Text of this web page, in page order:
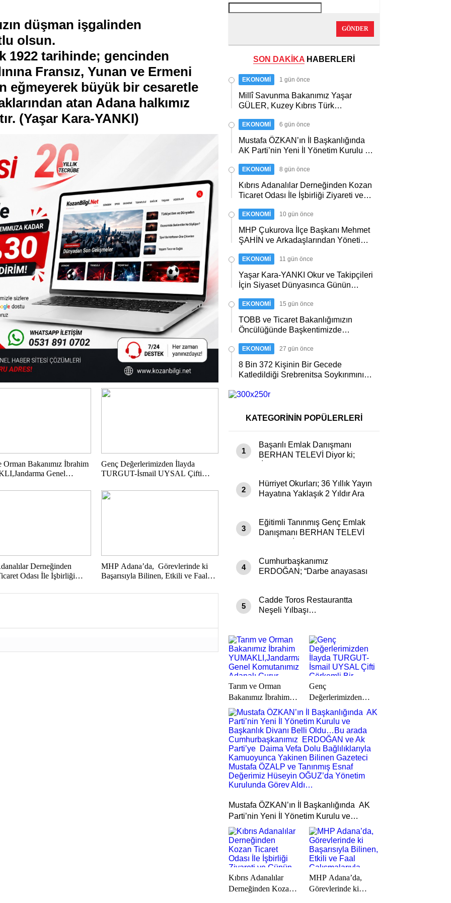
düşman işgalinden
olsun.
1922 tarihinde; gencinden
Fransız, Yunan ve Ermeni
eğmeyerek büyük bir cesaretle
atan Adana halkımız
(Yaşar Kara-YANKI)
Orman Bakanımız İbrahim
Genel
Orgeneral Ali
Paşamız ve Adana
Genç Değerlerimizden İlayda
TURGUT-İsmail UYSAL Çifti
Derneğinden
Odası İle İşbirliği
KANDEMİR’e Plaket…
MHP Adana’da, Görevlerinde ki
Başarısıyla Bilinen, Etkili ve Faal
Kucaklaşan, Ülküsüne Ve
GÖNDER
SON DAKİKA HABERLERİ
EKONOMİ 1 gün önce
Millî Savunma Bakanımız Yaşar
GÜLER, Kuzey Kıbrıs Türk
Ertuğruloğlu ile Bir Araya Geldi…
EKONOMİ 6 gün önce
Mustafa ÖZKAN’ın İl Başkanlığında
AK Parti’nin Yeni İl Yönetim Kurulu ve
arada Cumhurbaşkanımız
ERDOĞAN ve Ak Parti’ye Daima
Vefa Dolu Bağlılıklarıyla Kamuoyunca
Yakinen Bilinen Gazeteci Mustafa
ÖZALP ve Tanınmış Esnaf Değerimiz
Hüseyin OĞUZ’da Yönetim
Kurulunda Görev Aldı…
EKONOMİ 8 gün önce
Kıbrıs Adanalılar Derneğinden Kozan
Ticaret Odası İle İşbirliği Ziyareti ve
KANDEMİR’e Plaket…
EKONOMİ 10 gün önce
MHP Çukurova İlçe Başkanı Mehmet
ŞAHİN ve Arkadaşlarından Yönetim
Geçmiş olsun Ziyareti Morali…
EKONOMİ 11 gün önce
Yaşar Kara-YANKI Okur ve Takipçileri
İçin Siyaset Dünyasınca Günün
www.yasarkara.com.tr ‘de Yayımlıyı
yor; Başkan Mustafa ÖZKAN’ın
Yönetim Kurulu Ne Zaman
Tamamlanıp Onay Sonrası
Kamuoyuna Açıklanacak…
EKONOMİ 15 gün önce
TOBB ve Ticaret Bakanlığımızın
Öncülüğünde Başkentimizde
Gelişmelerle İlgili Önemli Toplantıya
Adana’dan Mustafa KANDEMİR’de
Davetli Olarak Katıldı…
EKONOMİ 27 gün önce
8 Bin 372 Kişinin Bir Gecede
Katledildiği Srebrenitsa Soykırımının
ERDOĞAN’ın Duyarlı Paylaşımı
KATEGORİNİN POPÜLERLERİ
1
Başarılı Emlak Danışmanı
BERHAN TELEVİ Diyor ki;
İnşaat Emlak” Seçkin
Müşterilerimizin Hizmetinde.
2
Hürriyet Okurları; 36 Yıllık Yayın
Hayatına Yaklaşık 2 Yıldır Ara
Yayınlanması İçin İvedilikle
DESTEK Bekliyor. “Hürriyet
3
Eğitimli Tanınmış Genç Emlak
Danışmanı BERHAN TELEVİ
Gökhan Alıç İnşaat Emlak” Siz
Değerli Velinimetimiz
Sizler Aydınlatmamız demektir
…”
4
Cumhurbaşkanımız
ERDOĞAN; “Darbe anayasası
5
Cadde Toros Restaurantta
Neşeli Yılbaşı…
Tarım ve Orman
Bakanımız İbrahim
YUMAKLI,Jandarma
Genel Komutanımız
Adanalı Gurur
Kaynağımız
Orgeneral Ali
ÇARDAKÇI
Paşamız ve Adana
Valimiz Mustafa
Dikkatleri Başta
Olmak Üzere;
KOZAN
GAZİKÖY’DEN
ETKİN DEĞER
“TÜRKEŞ
MANGA”DAN
KAMUOYUNA
Genç
Değerlerimizden
İlayda TURGUT-
İsmail UYSAL Çifti
Görkemli Bir Törenle
Nişanlandı…
Mustafa ÖZKAN’ın İl Başkanlığında AK
Parti’nin Yeni İl Yönetim Kurulu ve
Başkanlık Divanı Belli Oldu…Bu arada
Cumhurbaşkanımız ERDOĞAN ve Ak
Parti’ye Daima Vefa Dolu Bağlılıklarıyla
Kamuoyunca Yakinen Bilinen Gazeteci
Değerimiz Hüseyin OĞUZ’da Yönetim
Kurulunda Görev Aldı…
Kıbrıs Adanalılar
Derneğinden Kozan
MHP Adana’da,
Görevlerinde ki